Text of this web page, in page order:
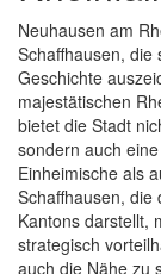
Neuhausen am
Schaffhausen, die
Geschichte
majestätischen
bietet die Stadt
sondern auch
Einheimische als
Schaffhausen, die
Kantons darstellt,
strategisch
auch die Nähe zu